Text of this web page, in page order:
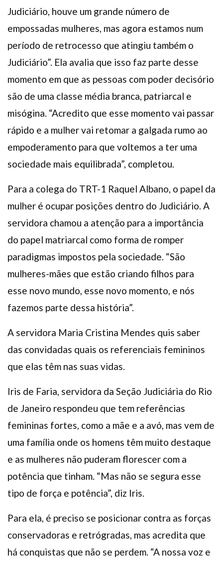
Judiciário, houve um grande número de
empossadas mulheres, mas agora estamos num
período de retrocesso que atingiu também o
Judiciário”. Ela avalia que isso faz parte desse
momento em que as pessoas com poder decisório
são de uma classe média branca, patriarcal e
misógina. “Acredito que esse momento vai passar
rápido e a mulher vai retomar a galgada rumo ao
empoderamento para que voltemos a ter uma
sociedade mais equilibrada”, completou.
Para a colega do TRT-1 Raquel Albano, o papel da
mulher é ocupar posições dentro do Judiciário. A
servidora chamou a atenção para a importância
do papel matriarcal como forma de romper
paradigmas impostos pela sociedade. “São
mulheres-mães que estão criando filhos para
esse novo mundo, esse novo momento, e nós
fazemos parte dessa história”.
A servidora Maria Cristina Mendes quis saber
das convidadas quais os referenciais femininos
que elas têm nas suas vidas.
Iris de Faria, servidora da Seção Judiciária do Rio
de Janeiro respondeu que tem referências
femininas fortes, como a mãe e a avó, mas vem de
uma família onde os homens têm muito destaque
e as mulheres não puderam florescer com a
potência que tinham. “Mas não se segura esse
tipo de força e potência”, diz Iris.
Para ela, é preciso se posicionar contra as forças
conservadoras e retrógradas, mas acredita que
há conquistas que não se perdem. “A nossa voz e